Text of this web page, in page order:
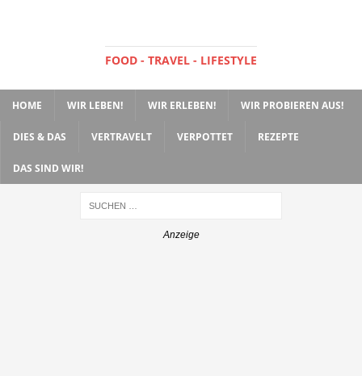
FOOD - TRAVEL - LIFESTYLE
HOME WIR LEBEN! WIR ERLEBEN! WIR PROBIEREN AUS!
DIES & DAS VERTRAVELT VERPOTTET REZEPTE
DAS SIND WIR!